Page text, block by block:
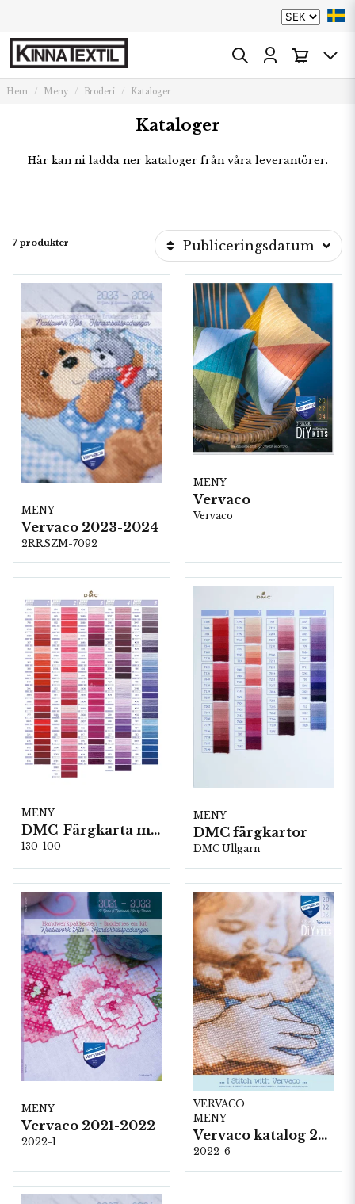
Hem Meny Broderi Kataloger
Kataloger
Här kan ni ladda ner kataloger från våra leverantörer.
7 produkter Publiceringsdatum
MENY
Vervaco 2023-2024
2RRSZM-7092
MENY
Vervaco
Vervaco
MENY
DMC-Färgkarta moulinegarn
130-100
MENY
DMC färgkartor
DMC Ullgarn
MENY
Vervaco 2021-2022
2022-1
VERVACO
MENY
Vervaco katalog 2022-6
2022-6